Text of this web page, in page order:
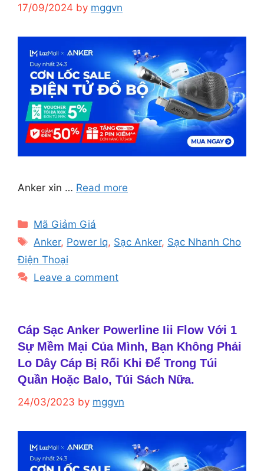
17/09/2024 by mggvn
Anker xin … Read more
Categories
Mã Giảm Giá
Tags
Anker, Power Iq, Sạc Anker, Sạc Nhanh Cho
Điện Thoại
Leave a comment
Cáp Sạc Anker Powerline Iii Flow Với 1
Sự Mềm Mại Của Mình, Bạn Không Phải
Lo Dây Cáp Bị Rối Khi Để Trong Túi
Quần Hoặc Balo, Túi Sách Nữa.
24/03/2023 by mggvn